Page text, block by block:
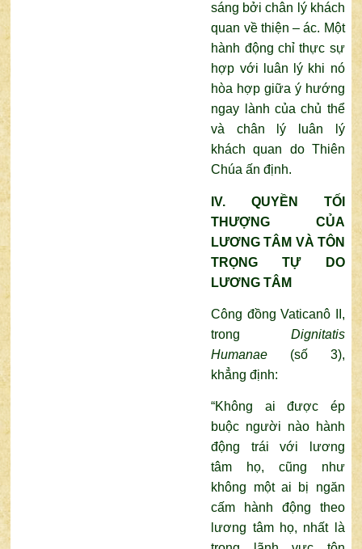
sáng bởi chân lý khách
quan về thiện – ác. Một
hành động chỉ thực sự
hợp với luân lý khi nó
hòa hợp giữa ý hướng
ngay lành của chủ thể
và chân lý luân lý
khách quan do Thiên
Chúa ấn định.
IV. QUYỀN TỐI
THƯỢNG CỦA
LƯƠNG TÂM VÀ TÔN
TRỌNG TỰ DO
LƯƠNG TÂM
Công đồng Vaticanô II,
trong Dignitatis
Humanae (số 3),
khẳng định:
“Không ai được ép
buộc người nào hành
động trái với lương
tâm họ, cũng như
không một ai bị ngăn
cấm hành động theo
lương tâm họ, nhất là